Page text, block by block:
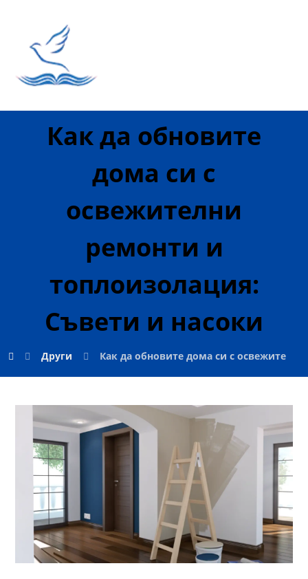
Как да обновите
дома си с
освежителни
ремонти и
топлоизолация:
Съвети и насоки
Други Как да обновите дома си с